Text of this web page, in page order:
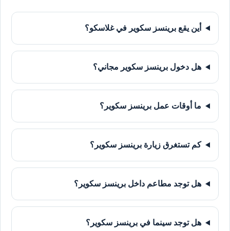
أين يقع برينسز سكوير في غلاسكو؟
هل دخول برينسز سكوير مجاني؟
ما أوقات عمل برينسز سكوير؟
كم تستغرق زيارة برينسز سكوير؟
هل توجد مطاعم داخل برينسز سكوير؟
هل توجد سينما في برينسز سكوير؟